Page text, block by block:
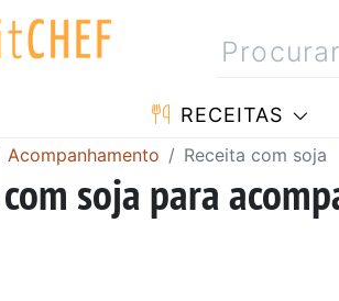
RECEITAS
Acompanhamento Receita com soja
soja para